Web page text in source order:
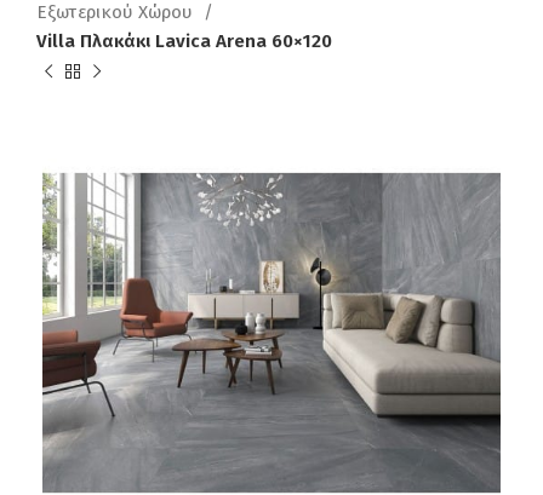
Εξωτερικού Χώρου
Villa Πλακάκι Lavica Arena 60×120